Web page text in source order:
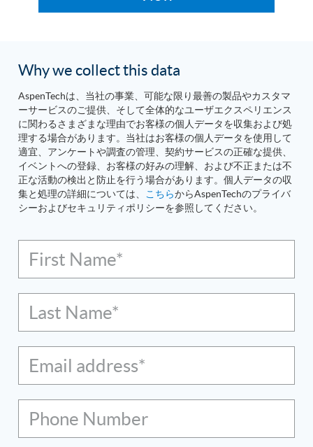
Why we collect this data
AspenTechは、当社の事業、可能な限り最善の製品やカスタマ
ーサービスのご提供、そして全体的なユーザエクスペリエンス
に関わるさまざまな理由でお客様の個人データを収集および処
理する場合があります。当社はお客様の個人データを使用して
適宜、アンケートや調査の管理、契約サービスの正確な提供、
イベントへの登録、お客様の好みの理解、および不正または不
正な活動の検出と防止を行う場合があります。個人データの収
集と処理の詳細については、
こちらからAspenTechのプライバ
シーおよびセキュリティポリシーを参照してください。
First Name*
Last Name*
Email address*
Phone Number